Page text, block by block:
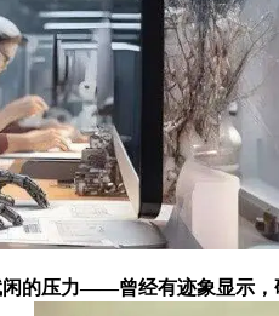
压力——曾经有迹象显示，